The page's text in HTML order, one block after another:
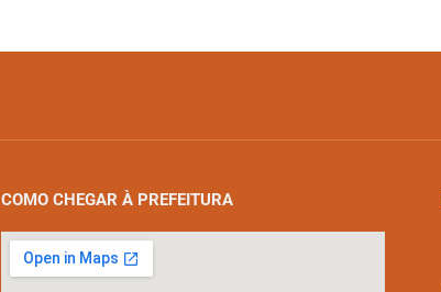
COMO CHEGAR À PREFEITURA